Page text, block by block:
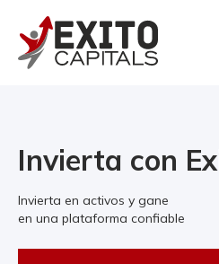
Invierta con
Invierta en activos y gane
en una plataforma confiable